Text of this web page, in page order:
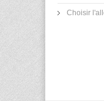
Choisir